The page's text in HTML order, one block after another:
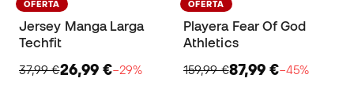
OFERTA
Jersey Manga Larga
Techfit
37,99 €26,99 €−29%
OFERTA
Playera Fear Of God
Athletics
159,99 €87,99 €−45%